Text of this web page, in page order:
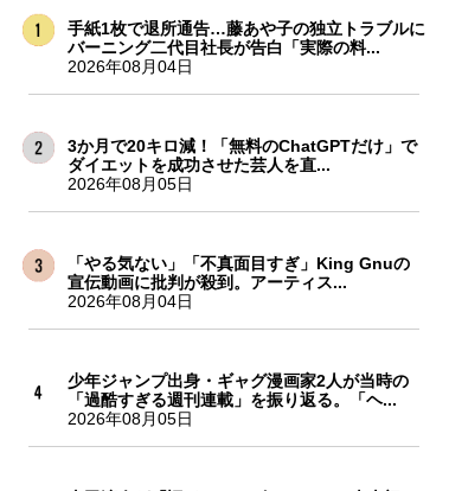
手紙1枚で退所通告…藤あや子の独立トラブルに
バーニング二代目社長が告白「実際の料...
2026年08月04日
3か月で20キロ減！「無料のChatGPTだけ」で
ダイエットを成功させた芸人を直...
2026年08月05日
「やる気ない」「不真面目すぎ」King Gnuの
宣伝動画に批判が殺到。アーティス...
2026年08月04日
少年ジャンプ出身・ギャグ漫画家2人が当時の
「過酷すぎる週刊連載」を振り返る。「ヘ...
2026年08月05日